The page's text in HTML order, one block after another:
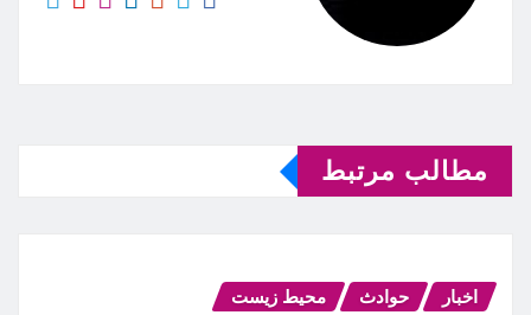
مطالب مرتبط
اخبار حوادث محیط زیست